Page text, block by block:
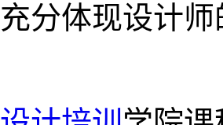
分体现设计